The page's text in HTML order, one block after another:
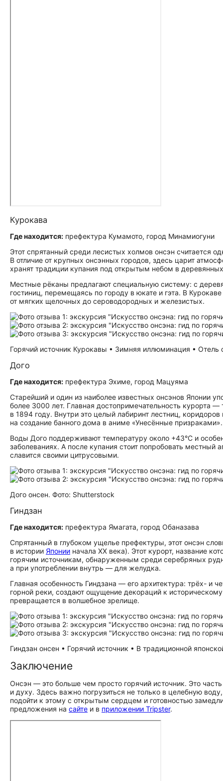
Курокава
Где находится: префектура Кумамото, город Минамиогуни
Этот спрятанный среди лесистых холмов онсэн считается
В отличие от крупных онсэнных городов, здесь царит
хранят традиции купания под открытым небом в
Местные рёканы предлагают специальную систему: с
гостиниц, перемещаясь по городу в юкате и гэта. В
от мягких щелочных до сероводородных и железистых.
Горячий источник Курокавы • Зимняя иллюминация •
Дого
Где находится: префектура Эхиме, город Мацуяма
Старейший и один из наиболее известных онсэнов Японии
более 3000 лет. Главная до­сто­при­ме­ча­тель­но­сть курорта
в 1894 году. Внутри это целый лабиринт лестниц,
на создание банного дома в аниме «Унесённые призраками».
Воды Дого поддерживают температуру около +43°C и
заболеваниях. А после купания стоит попробовать
славится своими цитрусовыми.
Дого онсен. Фото: Shutterstock
Гиндзан
Где находится: префектура Ямагата, город Обаназава
Спрятанный в глубоком ущелье префектуры, этот онсэн
в истории Японии начала XX века). Этот курорт, название
горячим источникам, обнаруженным среди серебряных
а при употреблении внутрь — для желудка.
Главная особенность Гиндзана — его архитектура: трёх-
горной реки, создают ощущение декораций к
превращается в волшебное зрелище.
Гиндзан онсен • Горячий источник • В традиционной
Заключение
Онсэн — это больше чем просто горячий источник. Это
и духу. Здесь важно погрузиться не только в целебную
подойти к этому с открытым сердцем и готовностью
предложения на сайте и в приложении Tripster.